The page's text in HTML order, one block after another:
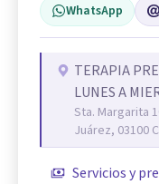
WhatsApp
TERAPIA
LUNES A
Sta. Margarita
Juárez, 03100
Servicios y